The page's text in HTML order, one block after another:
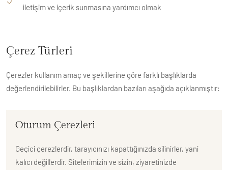
iletişim ve içerik sunmasına yardımcı olmak
Çerez Türleri
Çerezler kullanım amaç ve şekillerine göre farklı başlıklarda
değerlendirilebilirler. Bu başlıklardan bazıları aşağıda açıklanmıştır:
Oturum Çerezleri
Geçici çerezlerdir, tarayıcınızı kapattığınızda silinirler, yani
kalıcı değillerdir. Sitelerimizin ve sizin, ziyaretinizde